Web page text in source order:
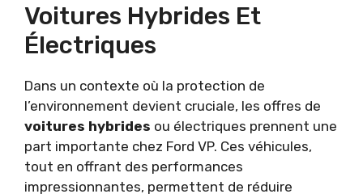
Voitures Hybrides Et
Électriques
Dans un contexte où la protection de
l’environnement devient cruciale, les offres de
voitures hybrides ou électriques prennent une
part importante chez Ford VP. Ces véhicules,
tout en offrant des performances
impressionnantes, permettent de réduire